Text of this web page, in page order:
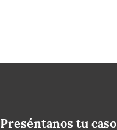
Preséntanos tu caso